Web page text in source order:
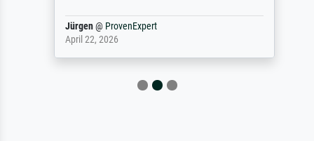
Jürgen@ProvenExpert
April 22, 2026